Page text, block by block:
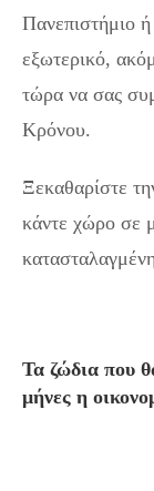
Πανεπιστήμιο
εξωτερικό,
τώρα να σας
Κρόνου.
Ξεκαθαρίστε
κάντε χώρο σε
Τα ζώδια που
μήνες η